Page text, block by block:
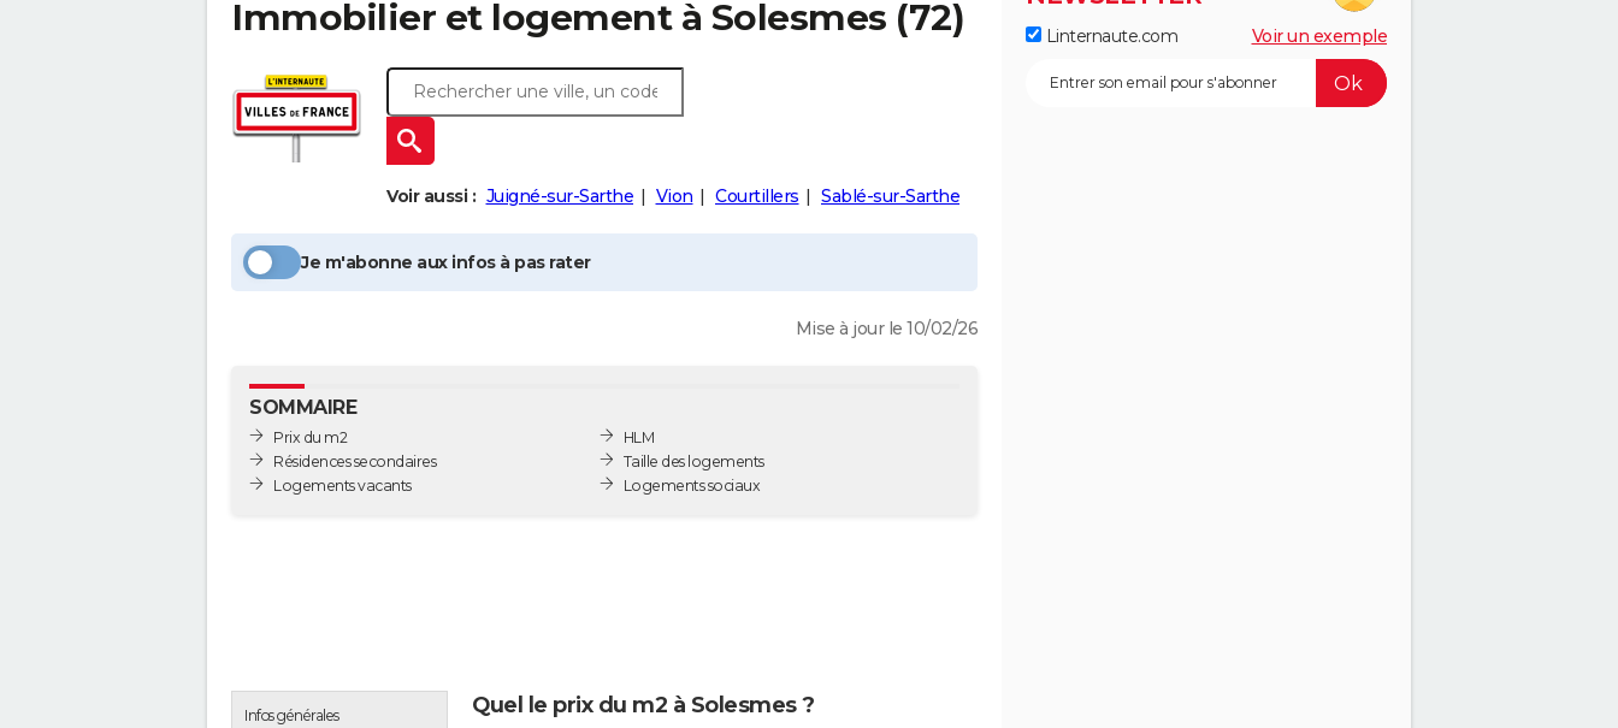
Immobilier et logement à Solesmes (72)
Voir aussi : Juigné-sur-Sarthe Vion Courtillers Sablé-sur-Sarthe
Je m'abonne aux infos à pas rater
Mise à jour le 10/02/26
SOMMAIRE
Prix du m2
Résidences secondaires
Logements vacants
HLM
Taille des logements
Logements sociaux
Infos générales Quel le prix du m2 à Solesmes ?
Linternaute.com Voir un exemple